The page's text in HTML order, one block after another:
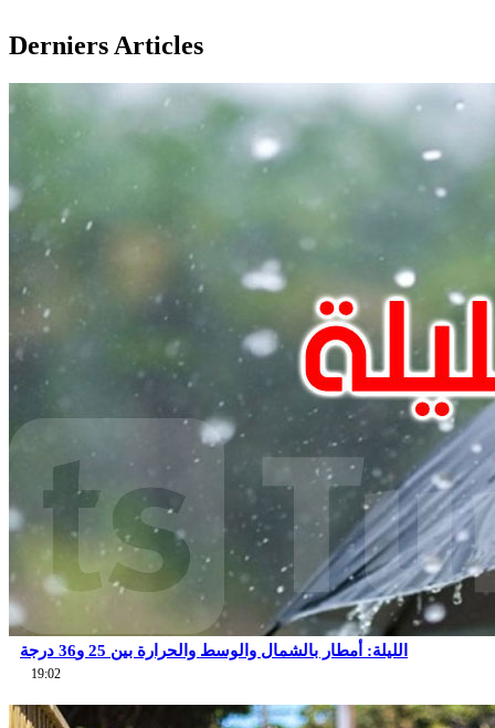
Derniers Articles
الليلة: أمطار بالشمال والوسط والحرارة بين 25 و36 درجة
19:02